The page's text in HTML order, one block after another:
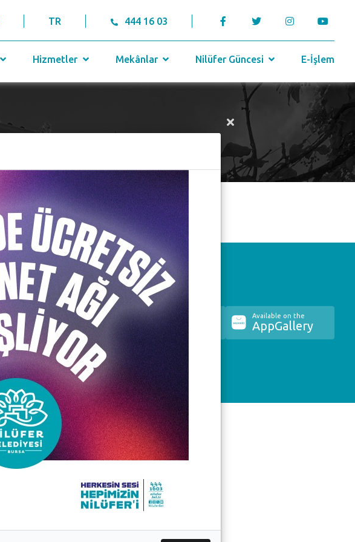
TR 444 16 03
Hizmetler Mekânlar Nilüfer Güncesi E-İşlem
Download on the
App Store
Available on the
Google Play
Available on the
AppGallery